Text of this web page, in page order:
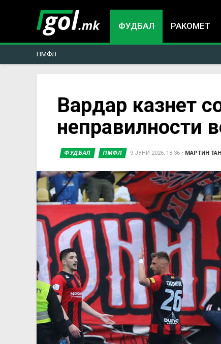
ФУДБАЛ РАКОМЕТ
ПМФЛ
here
Вардар казнет
неправилности
ФУДБАЛ ПМФЛ 9 ЈУНИ 2026, 18:36 • МАРТИН